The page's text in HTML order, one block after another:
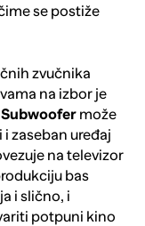
se postiže
zvučnika
na izbor je
Subwoofermože
zaseban uređaj
na televizor
bas
i slično, i
potpuni kino